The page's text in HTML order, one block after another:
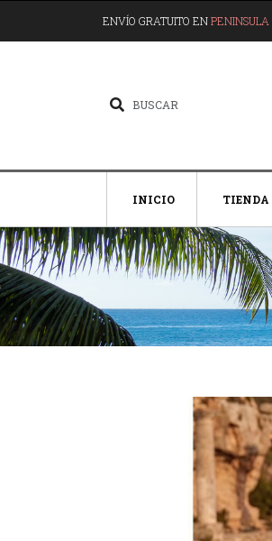
ENVÍO GRATUITO ENPENINSULA
INICIO TIENDA